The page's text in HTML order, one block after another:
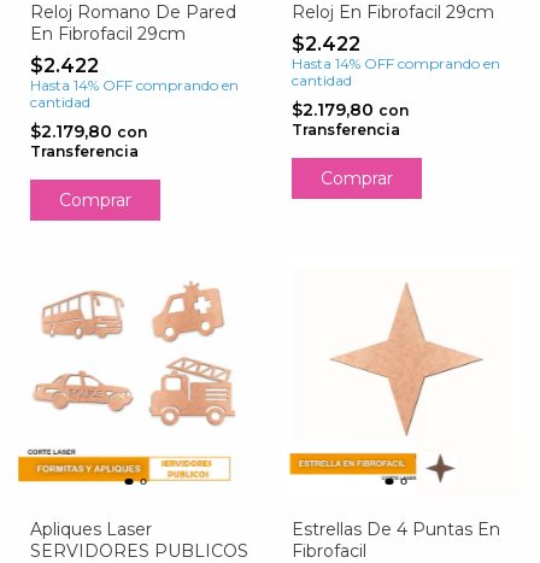
Reloj Romano De Pared
En Fibrofacil 29cm
$2.422
Hasta 14% OFF comprando en
cantidad
$2.179,80 con
Transferencia
Reloj En Fibrofacil 29cm
$2.422
Hasta 14% OFF comprando en
cantidad
$2.179,80 con
Transferencia
Apliques Laser
SERVIDORES PUBLICOS
Estrellas De 4 Puntas En
Fibrofacil